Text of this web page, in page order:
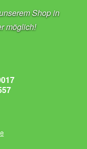
Shop in
möglich!